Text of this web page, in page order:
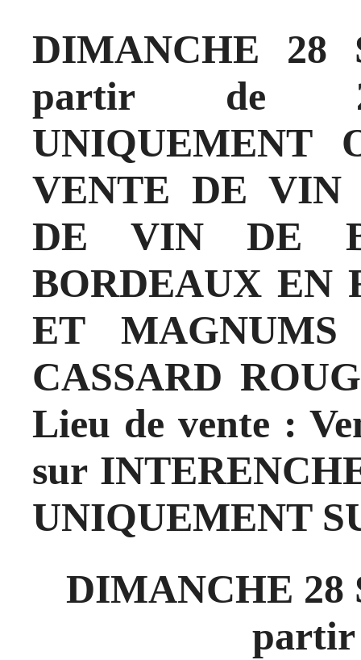
DIMANCHE 28
partir de
UNIQUEMENT
VENTE DE VIN
DE VIN DE
BORDEAUX EN
ET
CASSARD
Lieu de vente :
sur
UNIQUEMENT
DIMANCHE 28
partir